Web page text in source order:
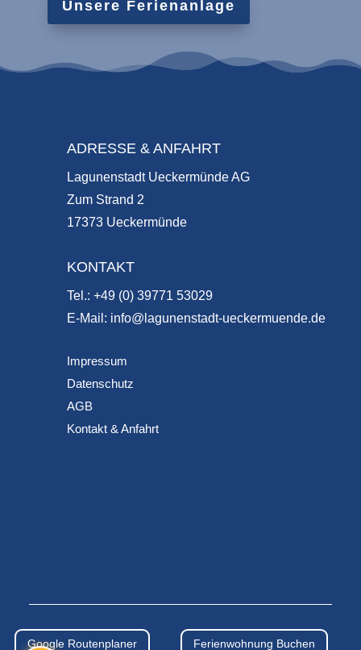
Unsere Ferienanlage
ADRESSE & ANFAHRT
Lagunenstadt Ueckermünde AG
Zum Strand 2
17373 Ueckermünde
KONTAKT
Tel.: +49 (0) 39771 53029
E-Mail: info@lagunenstadt-ueckermuende.de
Impressum
Datenschutz
AGB
Kontakt & Anfahrt
Google Routenplaner Ferienwohnung Buchen